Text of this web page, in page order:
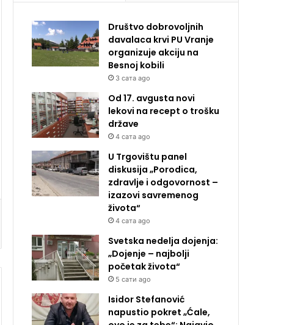
Društvo dobrovoljnih
davalaca krvi PU Vranje
organizuje akciju na
Besnoj kobili
3 сата ago
Od 17. avgusta novi
lekovi na recept o trošku
države
4 сата ago
U Trgovištu panel
diskusija „Porodica,
zdravlje i odgovornost –
izazovi savremenog
života“
4 сата ago
Svetska nedelja dojenja:
„Dojenje – najbolji
početak života“
5 сати ago
Isidor Stefanović
napustio pokret „Ćale,